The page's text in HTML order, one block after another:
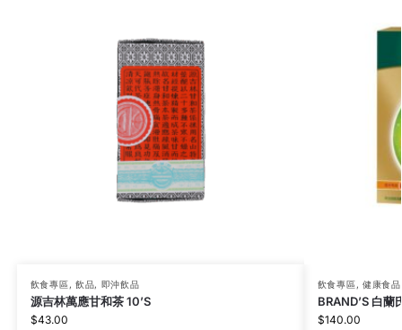
飲食專區, 飲品, 即沖飲品
源吉林萬應甘和茶 10’S
$43.00
飲食專區, 健康食品
BRAND’S 白
$140.00